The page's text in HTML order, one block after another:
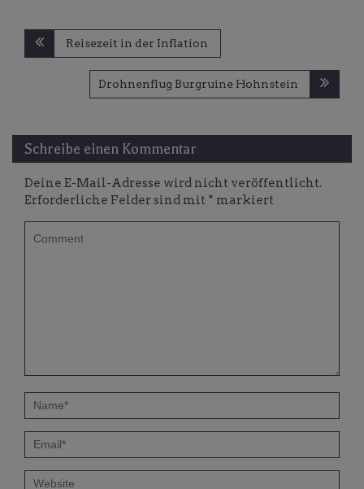
Beitragsnavigation
Reisezeit in der Inflation
Drohnenflug Burgruine Hohnstein
Schreibe einen Kommentar
Deine E-Mail-Adresse wird nicht veröffentlicht.
Erforderliche Felder sind mit * markiert